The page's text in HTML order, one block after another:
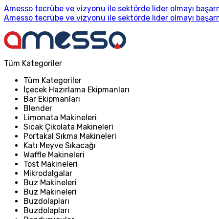
Amesso tecrübe ve vizyonu ile sektörde lider olmayı
Amesso tecrübe ve vizyonu ile sektörde lider olmayı
Tüm Kategoriler
Tüm Kategoriler
İçecek Hazırlama Ekipmanları
Bar Ekipmanları
Blender
Limonata Makineleri
Sıcak Çikolata Makineleri
Portakal Sıkma Makineleri
Katı Meyve Sıkacağı
Waffle Makineleri
Tost Makineleri
Mikrodalgalar
Buz Makineleri
Buz Makineleri
Buzdolapları
Buzdolapları